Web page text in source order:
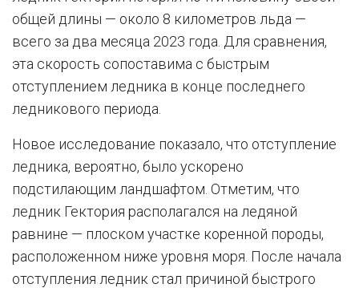
общей длины — около 8 километров льда —
всего за два месяца 2023 года. Для сравнения,
эта скорость сопоставима с быстрым
отступлением ледника в конце последнего
ледникового периода.
Новое исследование показало, что отступление
ледника, вероятно, было ускорено
подстилающим ландшафтом. Отметим, что
ледник Гектория располагался на ледяной
равнине — плоском участке коренной породы,
расположенном ниже уровня моря. После начала
отступления ледник стал причиной быстрого